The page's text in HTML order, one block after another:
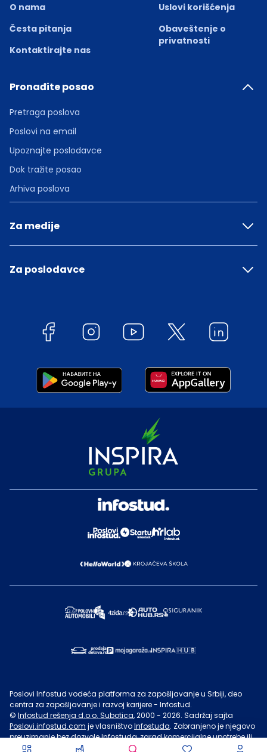
O nama
Česta pitanja
Kontaktirajte nas
Uslovi korišćenja
Obaveštenje o
privatnosti
Pronađite posao
Pretraga poslova
Poslovi na email
Upoznajte poslodavce
Dok tražite posao
Arhiva poslova
Za medije
Za poslodavce
Poslovi Infostud vodeća platforma za zapošljavanje u Srbiji, deo
centra za zapošljavanje i razvoj karijere - Infostud.
© Infostud rešenja d.o.o. Subotica, 2000 - 2026. Sadržaj sajta
Poslovi.infostud.com je vlasništvoInfostuda. Zabranjeno je njegovo
preuzimanje bez dozvoleInfostuda, zarad komercijalne upotrebe ili
u druge svrhe, osim za lične potrebe posetilaca sajta.